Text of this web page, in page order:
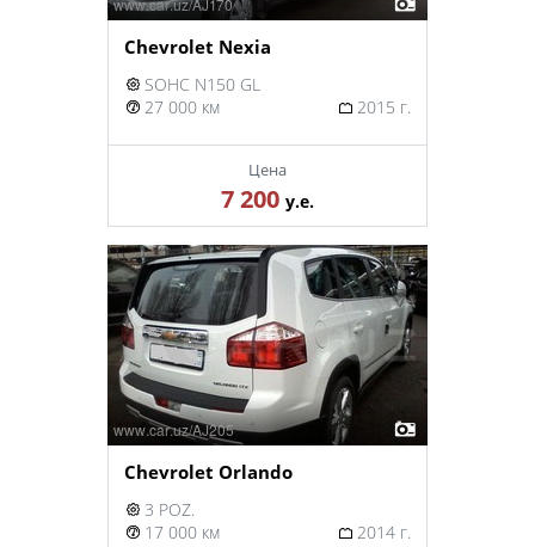
Chevrolet Nexia
SOHC N150 GL
27 000 км
2015 г.
Цена
7 200 у.е.
Chevrolet Orlando
3 POZ.
17 000 км
2014 г.